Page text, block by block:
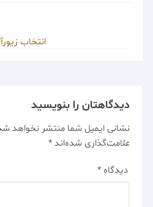
انتخاب
دیدگاهتان را بنویسید
نشانی ایمیل شما منتشر نخواهد
علامت‌گذاری شده‌اند*
دیدگاه*